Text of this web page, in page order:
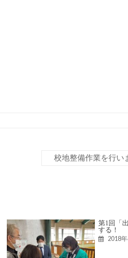
校地整備作業を行い
第1回「
する！
2018